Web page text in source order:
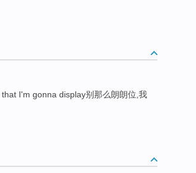
I'm gonna display别那么朗朗位,我